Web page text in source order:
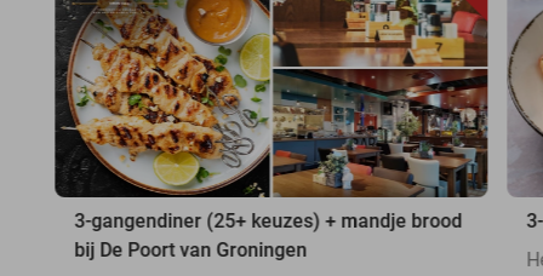
3-gangendiner (25+ keuzes) + mandje brood
bij De Poort van Groningen